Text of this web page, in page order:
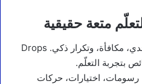
متعة حقيقية
ليش الألعاب بتشدّنا؟ لأن فيها تحدي، مكافأة، وتكرار ذكي. Drops
بتجربة التعلّم.
اختيارات، حركات